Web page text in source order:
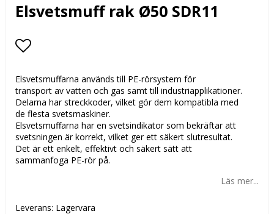
Elsvetsmuff rak Ø50 SDR11
Elsvetsmuffarna används till PE-rörsystem för
transport av vatten och gas samt till industriapplikationer.
Delarna har streckkoder, vilket gör dem kompatibla med
de flesta svetsmaskiner.
Elsvetsmuffarna har en svetsindikator som bekräftar att
svetsningen är korrekt, vilket ger ett säkert slutresultat.
Det är ett enkelt, effektivt och säkert sätt att
sammanfoga PE-rör på.
Läs mer...
Leverans: Lagervara